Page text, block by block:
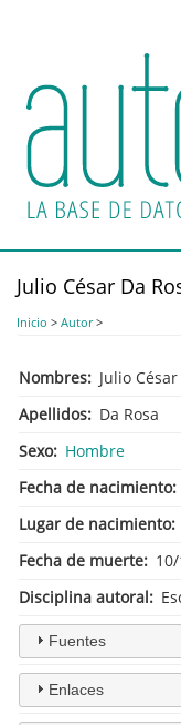
principal
Julio César Da
Inicio > Autor>
Nombres
Julio César
Apellidos
Da Rosa
Sexo
Hombre
Fecha de nacimiento
Lugar de nacimiento
Fecha de muerte
Disciplina autoral
Fuentes
Enlaces